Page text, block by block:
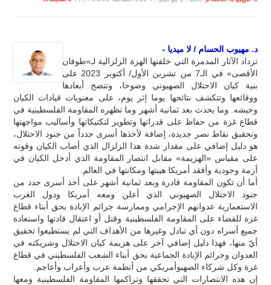
د. مهيوب الحسام / لا ميديا -
تزداد الآثار المدمرة التي خلفتها الهزة الزلزالية لـ«طوفان
الأقصى» في الـ7 من تشرين الأول/ أكتوبر 2023 على
بنية كيان الاحتلال الصهيوني وضوحا، وتتضح أبعادها
ووقائعها وتتكشف نتائجها يوما إثر يوم، على معنويات قيادات الكيان
وجيشه. وما يحدث بعد ثمانية أشهر وما تظهره المقاومة الفلسطينية في
قطاع غزة من حفاظ على قدراتها وتطوير لتكتيكاتها وأساليب مواجهتها
وتحقيق نقاط نصر جديدة، إضافة لأخذها أسرى جدداً من جنود الاحتلال،
هو دليل إضافي على مقدار شدة هذا الزلزال الذي أصاب الكيان وقوته
على مقياس «الهزيمة» مقابل انتصار المقاومة الذي أدخل الكيان في
أزمة وجودية وأفقد أمريكا هيبتها ومكانتها في العالم.
أما أن تكون المقاومة قادرة وبعد ثمانية أشهر على أخذ أسرى جدد من
جنود الاحتلال الصهيوني الذي أعلن ومعه أمريكا ودول الغرب
الاستعمارية عدوانهم الإجرامي وممارسة جرائم الإبادة بحق أبناء قطاع
غزة للقضاء على المقاومة الفلسطينية وقتل أو اعتقال قادتها واستعادة
جميع أسراه دون أي تبادل وغيرها من الأهداف التي لم يستطيعوا تحقيق
أيّ منها، فهذا دليل إضافي آخر على هزيمة كيان الاحتلال وشريكته في
العدوان وجرائم الإبادة الجماعية بحق أبناء الشعب الفلسطيني في قطاع
غزة وكل شركاء الصهيوأمريكي من أنظمة عرب وأعراب وأعاجم.
إن هذه الانتصارات التي تحققها وتراكمها المقاومة الفلسطينية ومعها